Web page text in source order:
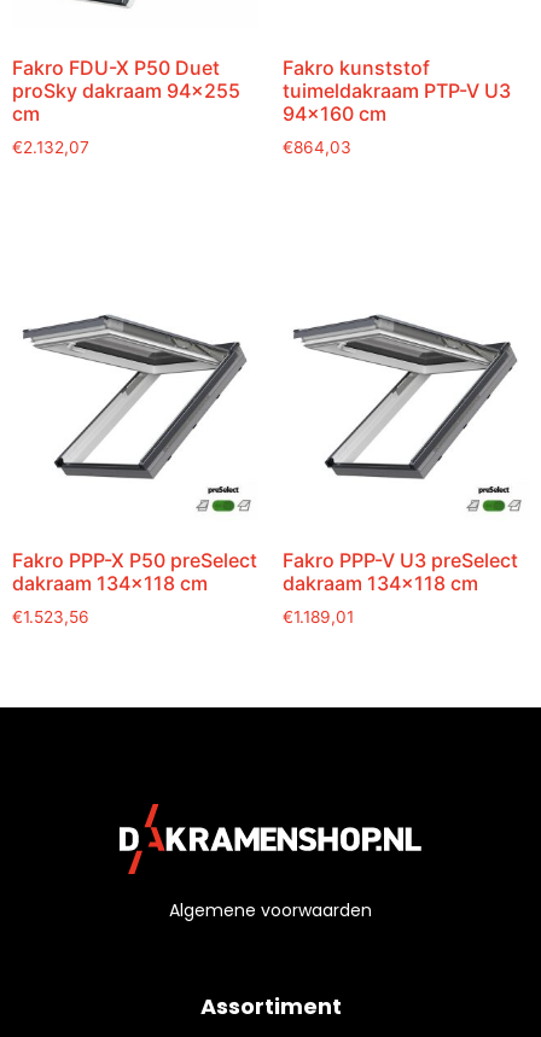
Fakro FDU-X P50 Duet
proSky dakraam 94×255
cm
€2.132,07
Fakro kunststof
tuimeldakraam PTP-V U3
94×160 cm
€864,03
Fakro PPP-X P50 preSelect
dakraam 134×118 cm
€1.523,56
Fakro PPP-V U3 preSelect
dakraam 134×118 cm
€1.189,01
Algemene voorwaarden
Assortiment